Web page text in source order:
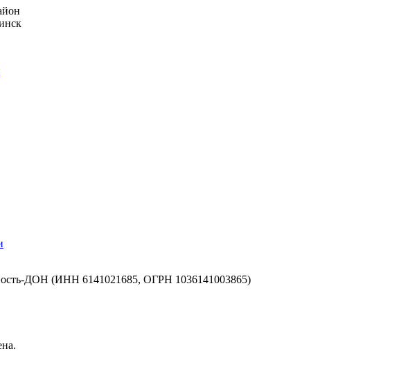
ДОН (ИНН 6141021685, ОГРН 1036141003865)